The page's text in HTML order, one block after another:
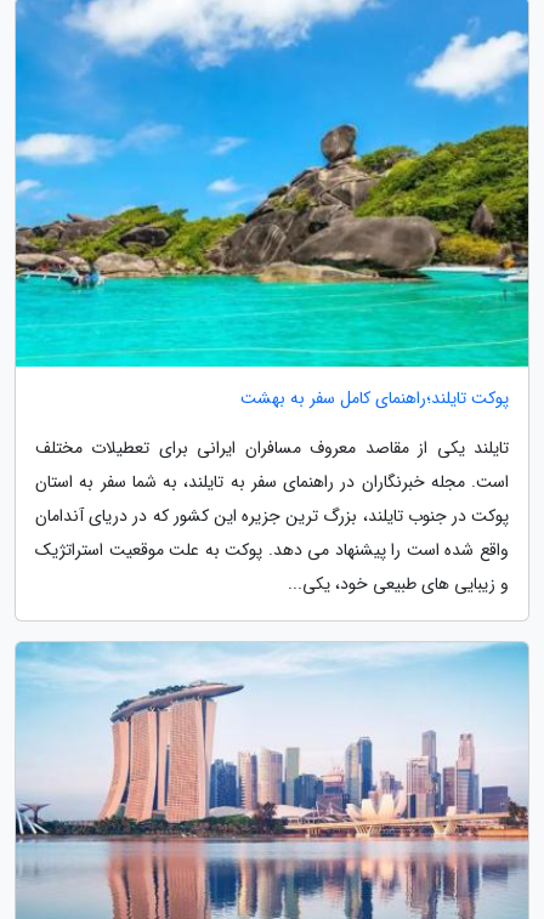
پوکت تایلند؛راهنمای کامل سفر به بهشت
تایلند یکی از مقاصد معروف مسافران ایرانی برای تعطیلات مختلف
است. مجله خبرنگاران در راهنمای سفر به تایلند، به شما سفر به استان
پوکت در جنوب تایلند، بزرگ ترین جزیره این کشور که در دریای آندامان
واقع شده است را پیشنهاد می دهد. پوکت به علت موقعیت استراتژیک
و زیبایی های طبیعی خود، یکی...